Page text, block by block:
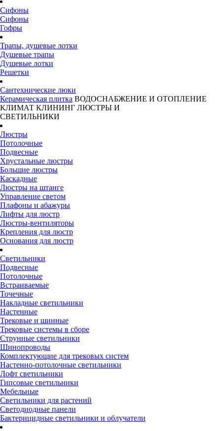
Сифоны
Сифоны
Гофры
Трапы, душевые лотки
Душевые трапы
Душевые лотки
Решетки
Сантехнические люки
Керамическая плитка ВОДОСНАБЖЕНИЕ И ОТОПЛЕНИЕ
КЛИМАТ КЛИНИНГ ЛЮСТРЫ И
СВЕТИЛЬНИКИ
Люстры
Потолочные
Подвесные
Хрустальные люстры
Большие люстры
Каскадные
Люстры на штанге
Управление светом
Плафоны и абажуры
Лифты для люстр
Люстры-вентиляторы
Крепления для люстр
Основания для люстр
Светильники
Подвесные
Потолочные
Встраиваемые
Точечные
Накладные светильники
Настенные
Трековые и шинные
Трековые системы в сборе
Струнные светильники
Шинопроводы
Комплектующие для трековых систем
Настенно-потолочные светильники
Лофт светильники
Гипсовые светильники
Мебельные
Светильники для растений
Светодиодные панели
Бактерицидные светильники и облучатели